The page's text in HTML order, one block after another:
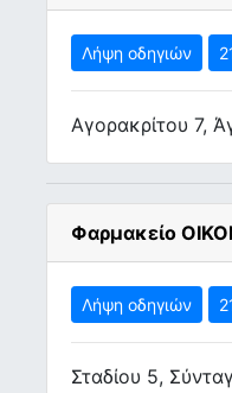
Λήψη οδηγιών
Αγορακρίτου 7,
Φαρμακείο
Λήψη οδηγιών
Σταδίου 5,